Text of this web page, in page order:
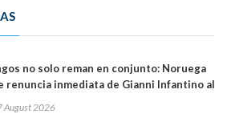
no solo reman en conjunto: Noruega
renuncia inmediata de Gianni Infantino al
August 2026